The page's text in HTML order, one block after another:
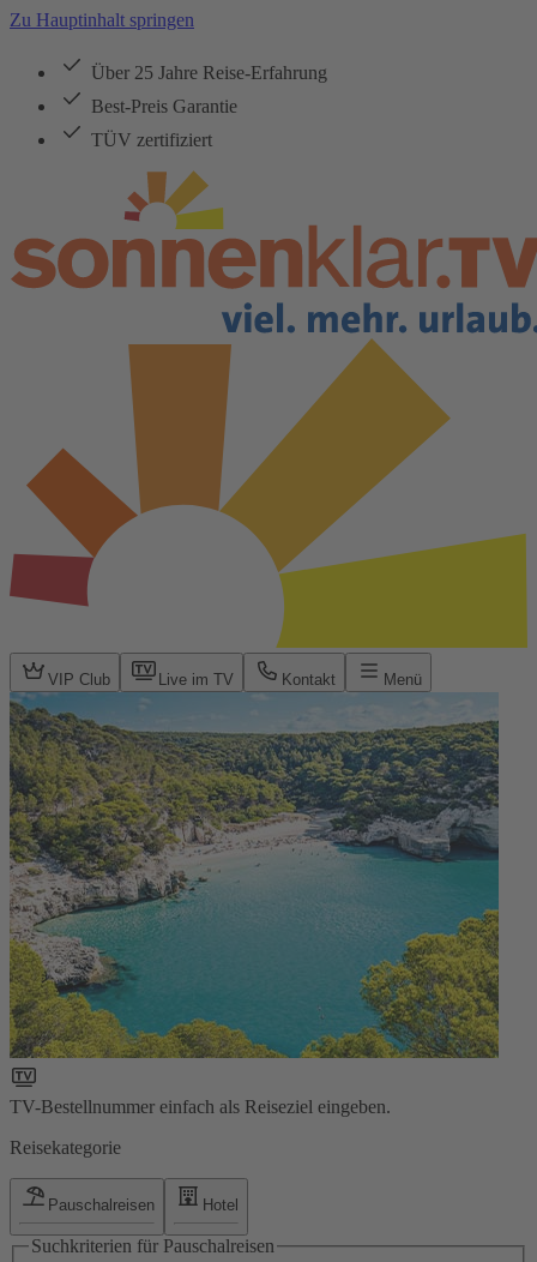
Zu Hauptinhalt springen
Über 25 Jahre Reise-Erfahrung
Best-Preis Garantie
TÜV zertifiziert
VIP Club Live im TV Kontakt Menü
TV-Bestellnummer einfach als Reiseziel eingeben.
Reisekategorie
Pauschalreisen Hotel
Suchkriterien für Pauschalreisen